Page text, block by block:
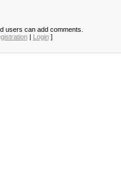
users can add comments.
| Login]